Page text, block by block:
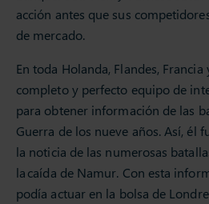
acción antes que sus
de mercado.
En toda Holanda, Flandes,
completo y perfecto equipo de
para obtener información de las
Guerra de los nueve años. Así, él
la noticia de las numerosas
la caída de Namur. Con esta
podía actuar en la bolsa de